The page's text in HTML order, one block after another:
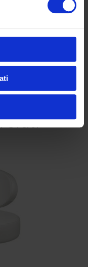
Res-
Res-
Res-
rosso-2772-
RED